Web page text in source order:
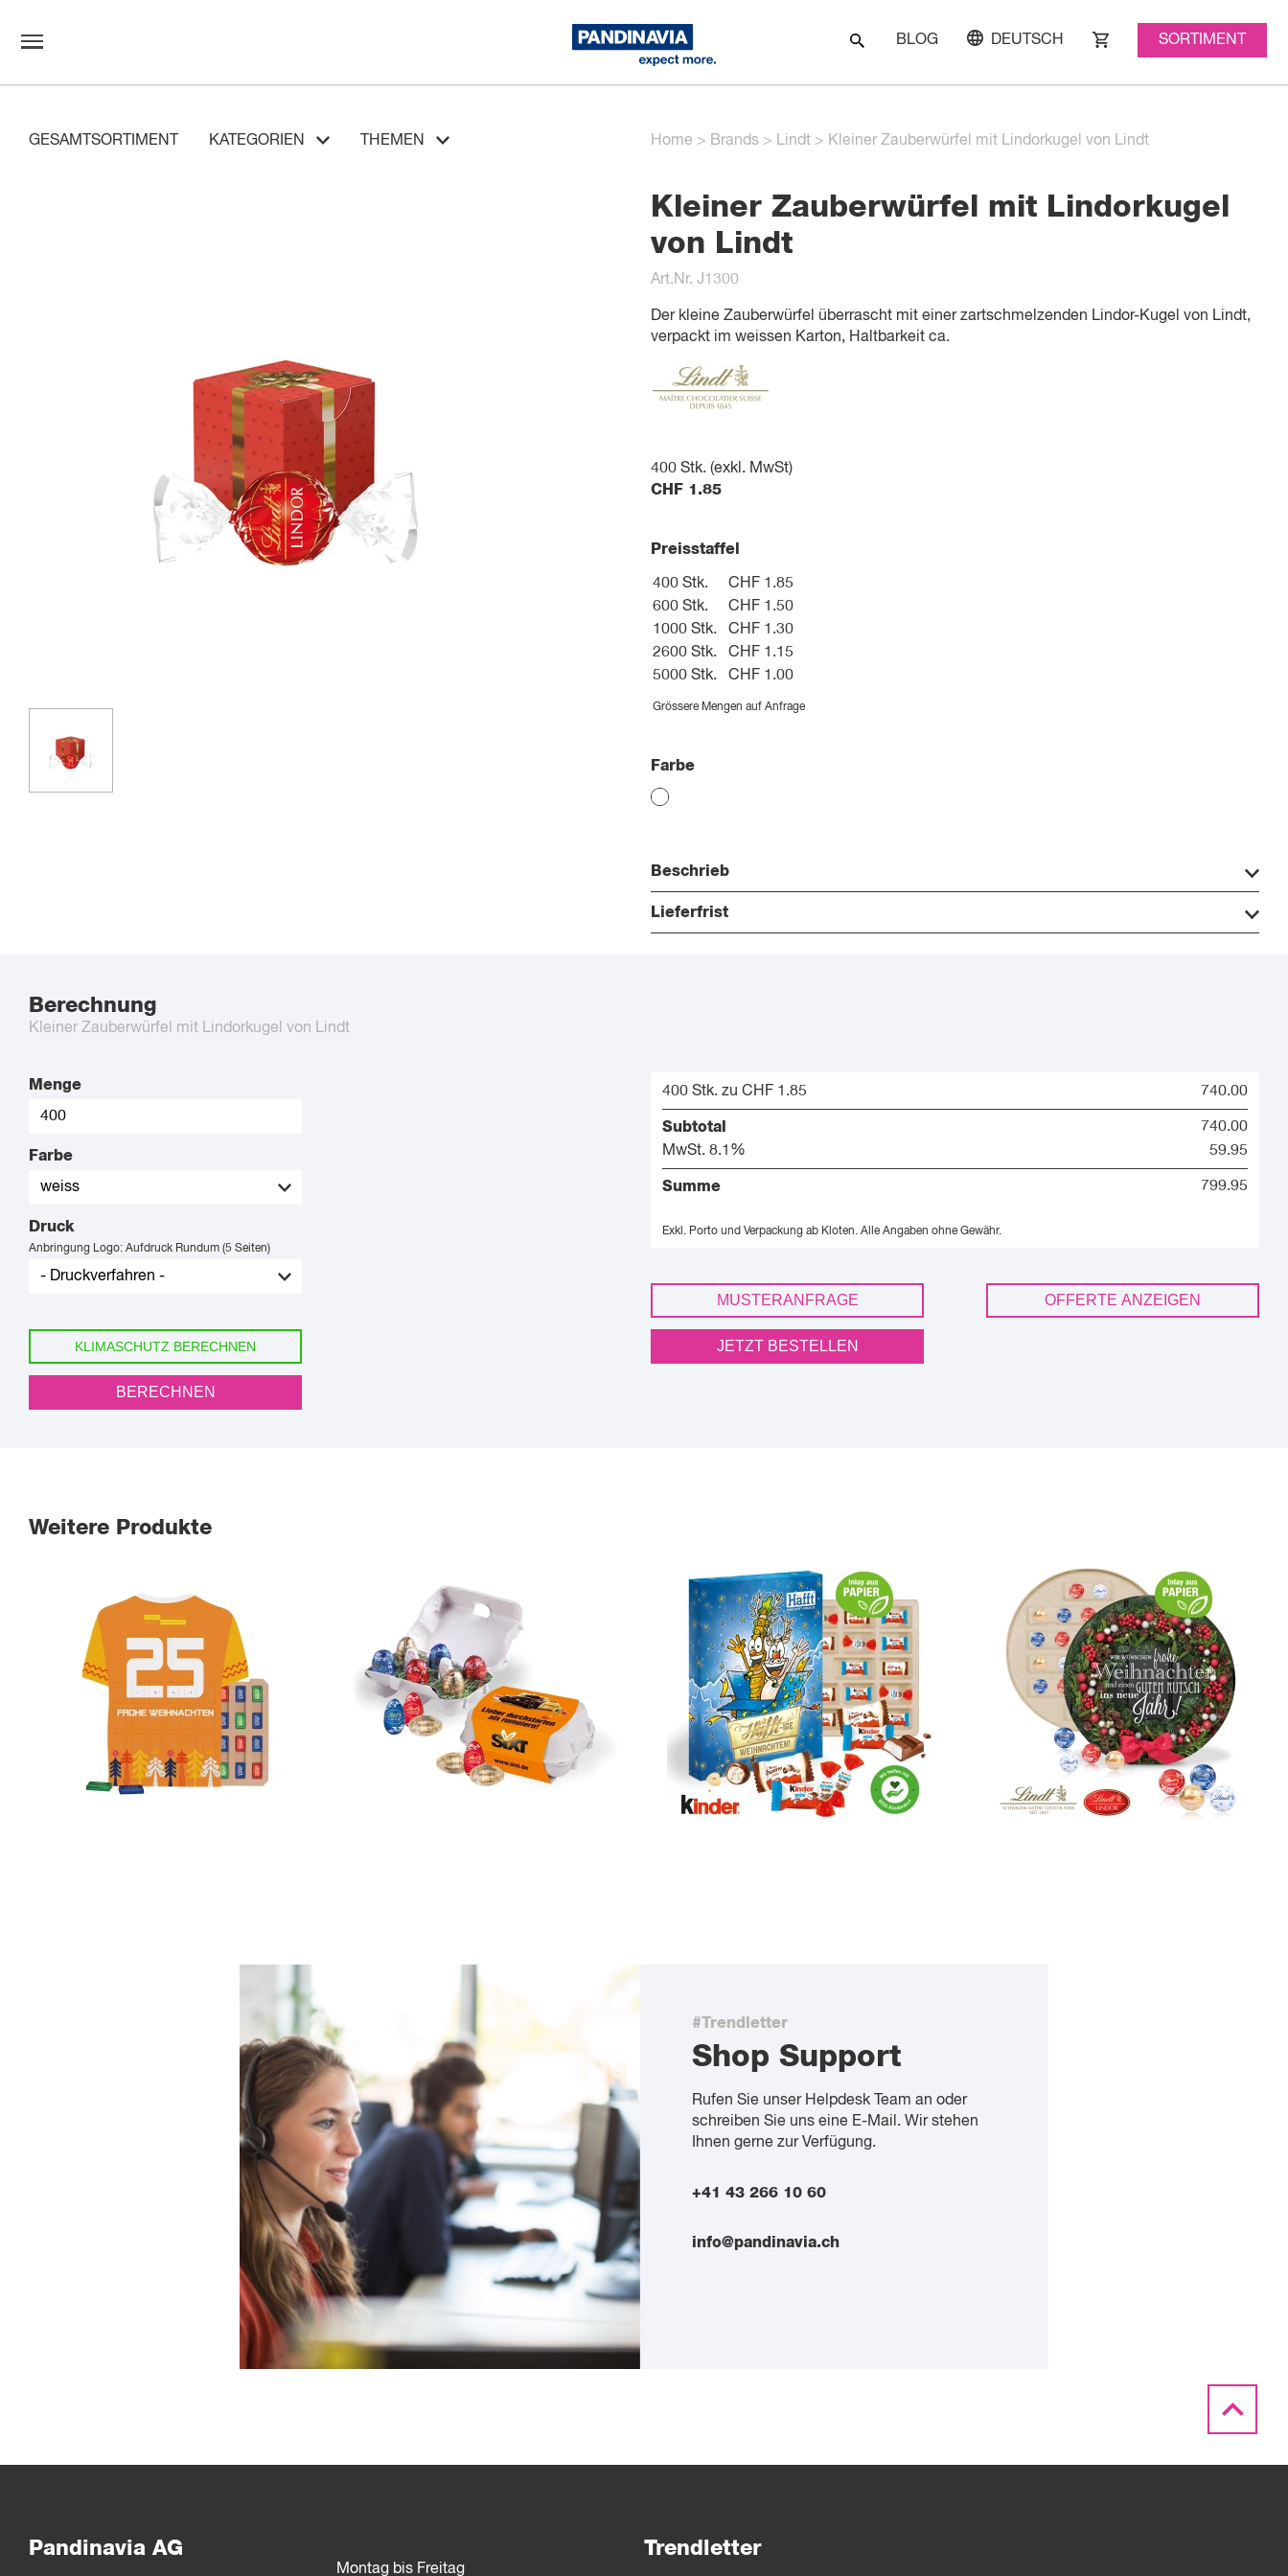
BLOG DEUTSCH SORTIMENT
GESAMTSORTIMENT KATEGORIEN THEMEN Home > Brands > Lindt > Kleiner Zauberwürfel mit Lindorkugel von Lindt
Kleiner Zauberwürfel mit Lindorkugel
von Lindt
Art.Nr. J1300
Der kleine Zauberwürfel überrascht mit einer zartschmelzenden Lindor-Kugel von Lindt,
verpackt im weissen Karton, Haltbarkeit ca.
400 Stk. (exkl. MwSt)
CHF 1.85
Preisstaffel
400 Stk.
CHF 1.85
600 Stk.
CHF 1.50
1000 Stk.
CHF 1.30
2600 Stk.
CHF 1.15
5000 Stk.
CHF 1.00
Grössere Mengen auf Anfrage
Farbe
Beschrieb
Lieferfrist
Berechnung
Kleiner Zauberwürfel mit Lindorkugel von Lindt
Menge
Farbe
Druck
Anbringung Logo: Aufdruck Rundum (5 Seiten)
KLIMASCHUTZ BERECHNEN
BERECHNEN
400 Stk. zu CHF 1.85 740.00
Subtotal
740.00
MwSt. 8.1%
59.95
Summe 799.95
Exkl. Porto und Verpackung ab Kloten. Alle Angaben ohne Gewähr.
MUSTERANFRAGE OFFERTE ANZEIGEN
JETZT BESTELLEN
Weitere Produkte
#Trendletter
Shop Support
Rufen Sie unser Helpdesk Team an oder
schreiben Sie uns eine E-Mail. Wir stehen
Ihnen gerne zur Verfügung.
+41 43 266 10 60
info@pandinavia.ch
Pandinavia AG
Montag bis Freitag
Trendletter